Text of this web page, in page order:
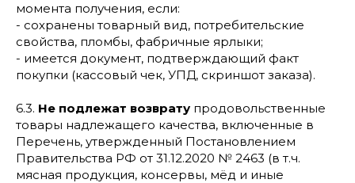
момента получения, если:
- сохранены товарный вид, потребительские
свойства, пломбы, фабричные ярлыки;
- имеется документ, подтверждающий факт
покупки (кассовый чек, УПД, скриншот заказа).
6.3. Не подлежат возврату продовольственные
товары надлежащего качества, включенные в
Перечень, утвержденный Постановлением
Правительства РФ от 31.12.2020 № 2463 (в т.ч.
мясная продукция, консервы, мёд и иные